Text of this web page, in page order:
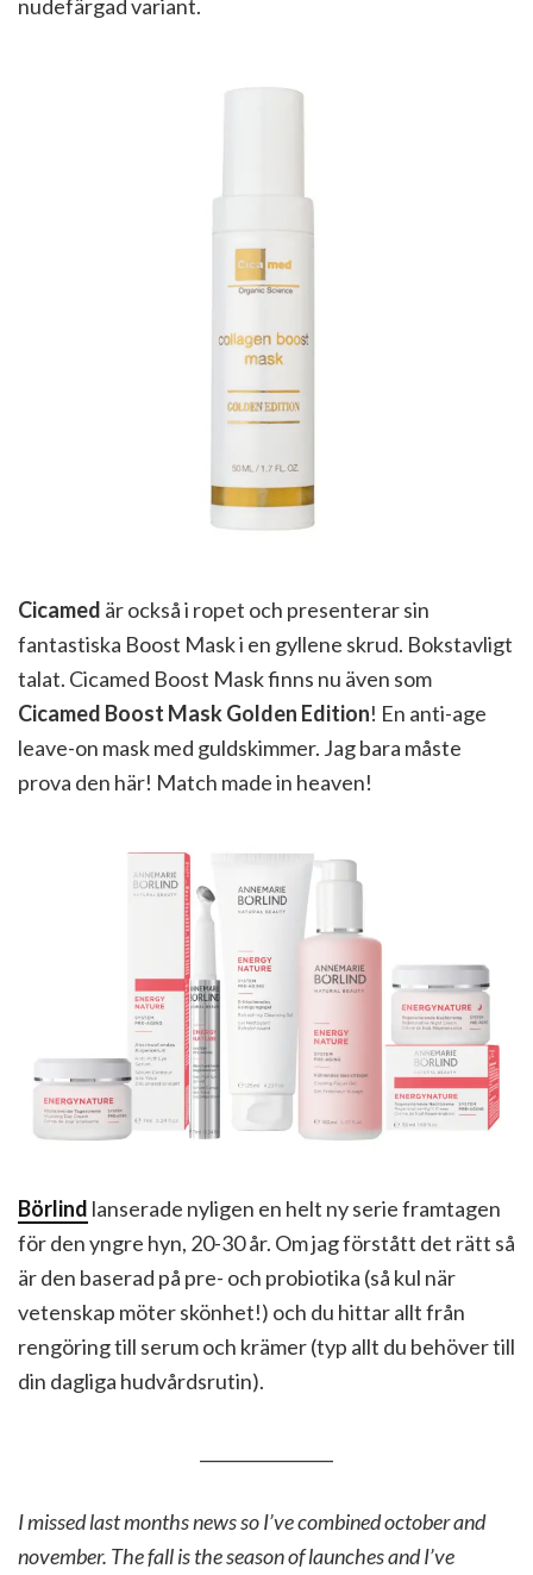
nudefärgad variant.
Cicamed är också i ropet och presenterar sin
fantastiska Boost Mask i en gyllene skrud. Bokstavligt
talat. Cicamed Boost Mask finns nu även som
Cicamed Boost Mask Golden Edition! En anti-age
leave-on mask med guldskimmer. Jag bara måste
prova den här! Match made in heaven!
Börlind lanserade nyligen en helt ny serie framtagen
för den yngre hyn, 20-30 år. Om jag förstått det rätt så
är den baserad på pre- och probiotika (så kul när
vetenskap möter skönhet!) och du hittar allt från
rengöring till serum och krämer (typ allt du behöver till
din dagliga hudvårdsrutin).
I missed last months news so I’ve combined october and
november. The fall is the season of launches and I’ve